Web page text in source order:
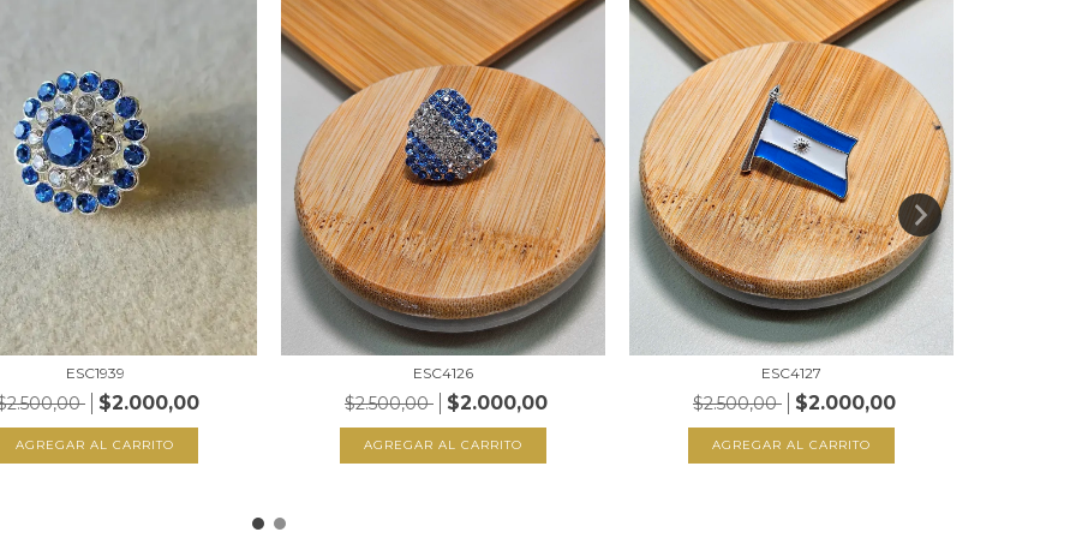
ESC1939
$2.000,00
AGREGAR AL CARRITO
ESC4126
$2.500,00 $2.000,00
ESC4127
$2.500,00 $2.000,00